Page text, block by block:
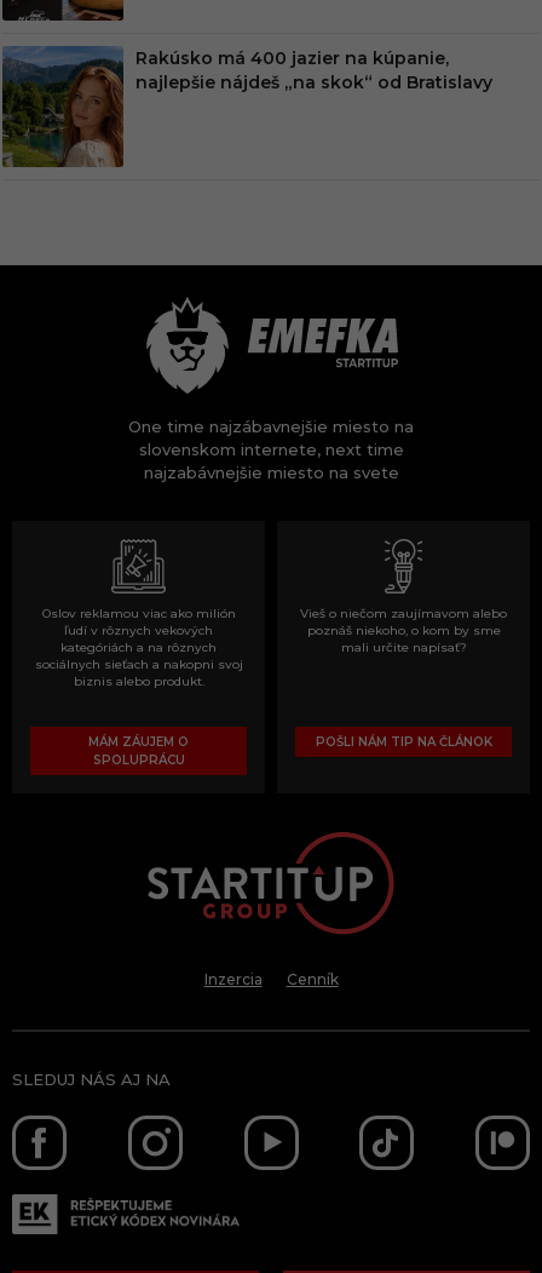
Rakúsko má 400 jazier na kúpanie,
najlepšie nájdeš „na skok“ od Bratislavy
One time najzábavnejšie miesto na
slovenskom internete, next time
najzabávnejšie miesto na svete
Oslov reklamou viac ako milión
ľudí v rôznych vekových
kategóriách a na rôznych
sociálnych sieťach a nakopni svoj
biznis alebo produkt.
MÁM ZÁUJEM O
SPOLUPRÁCU
Vieš o niečom zaujímavom alebo
poznáš niekoho, o kom by sme
mali určite napísať?
POŠLI NÁM TIP NA ČLÁNOK
Inzercia Cenník
SLEDUJ NÁS AJ NA